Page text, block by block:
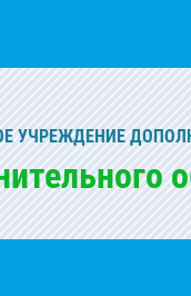
УЧРЕЖДЕНИЕ